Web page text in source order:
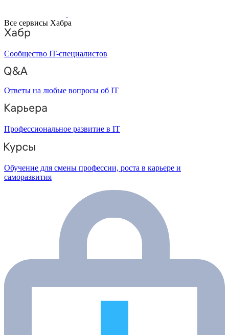
Все сервисы Хабра
Сообщество IT-специалистов
Ответы на любые вопросы об IT
Профессиональное развитие в IT
Обучение для смены профессии, роста в карьере и
саморазвития